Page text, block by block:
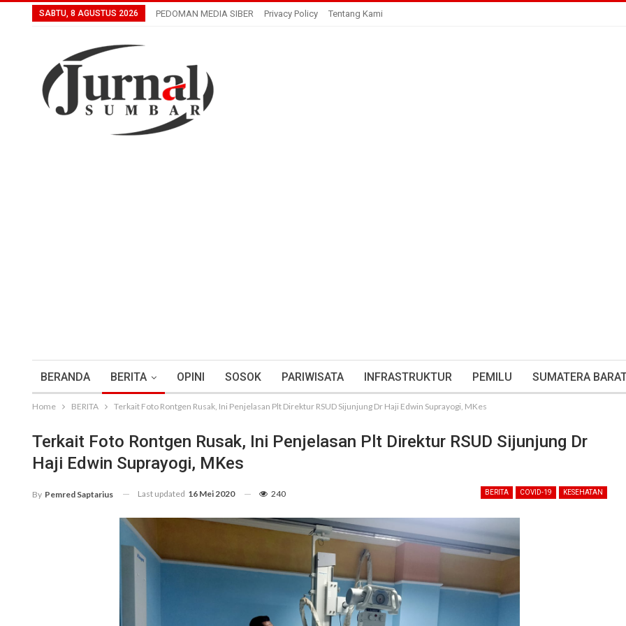
SABTU, 8 AGUSTUS 2026 PEDOMAN MEDIA SIBER Privacy Policy Tentang Kami
BERANDA BERITA OPINI SOSOK PARIWISATA INFRASTRUKTUR PEMILU SUMATERA
Home BERITA Terkait Foto Rontgen Rusak, Ini Penjelasan Plt Direktur RSUD Sijunjung Dr Haji Edwin Suprayogi, MKes
Terkait Foto Rontgen Rusak, Ini Penjelasan Plt Direktur RSUD Sijunjung Dr
Haji Edwin Suprayogi, MKes
BERITA COVID-19 KESEHATAN
By Pemred Saptarius Last updated 16 Mei 2020 240